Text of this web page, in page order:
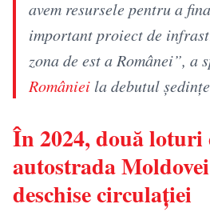
avem resursele pentru a
important proiect de
zona de est a Românei”, a
României la debutul
În 2024, două
autostrada
deschise circulației